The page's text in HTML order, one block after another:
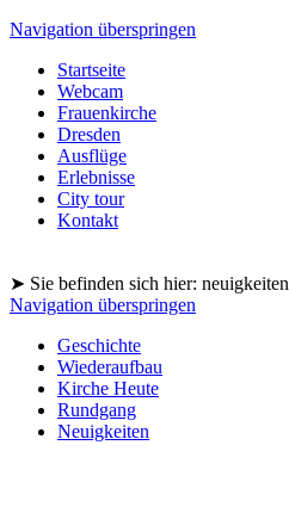
Navigation überspringen
Startseite
Webcam
Frauenkirche
Dresden
Ausflüge
Erlebnisse
City tour
Kontakt
➤ Sie befinden sich hier: neuigkeiten
Navigation überspringen
Geschichte
Wiederaufbau
Kirche Heute
Rundgang
Neuigkeiten